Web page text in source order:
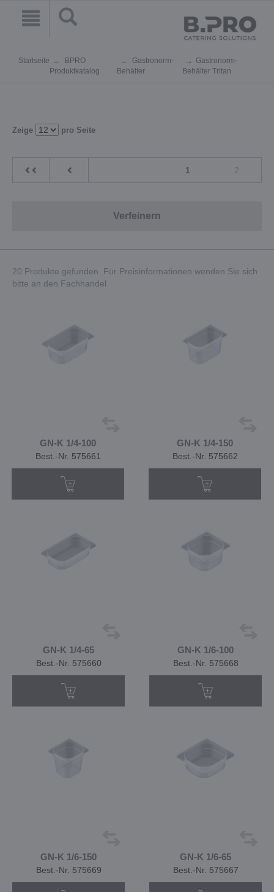
Startseite
BPRO
Produktkatalog
Gastronorm-
Behälter
Gastronorm-
Behälter Tritan
Zeige pro Seite
1 2
Verfeinern
20 Produkte gefunden. Für Preisinformationen wenden Sie sich
bitte an den Fachhandel
GN-K 1/4-100
Best.-Nr. 575661
GN-K 1/4-150
Best.-Nr. 575662
GN-K 1/4-65
Best.-Nr. 575660
GN-K 1/6-100
Best.-Nr. 575668
GN-K 1/6-150
Best.-Nr. 575669
GN-K 1/6-65
Best.-Nr. 575667